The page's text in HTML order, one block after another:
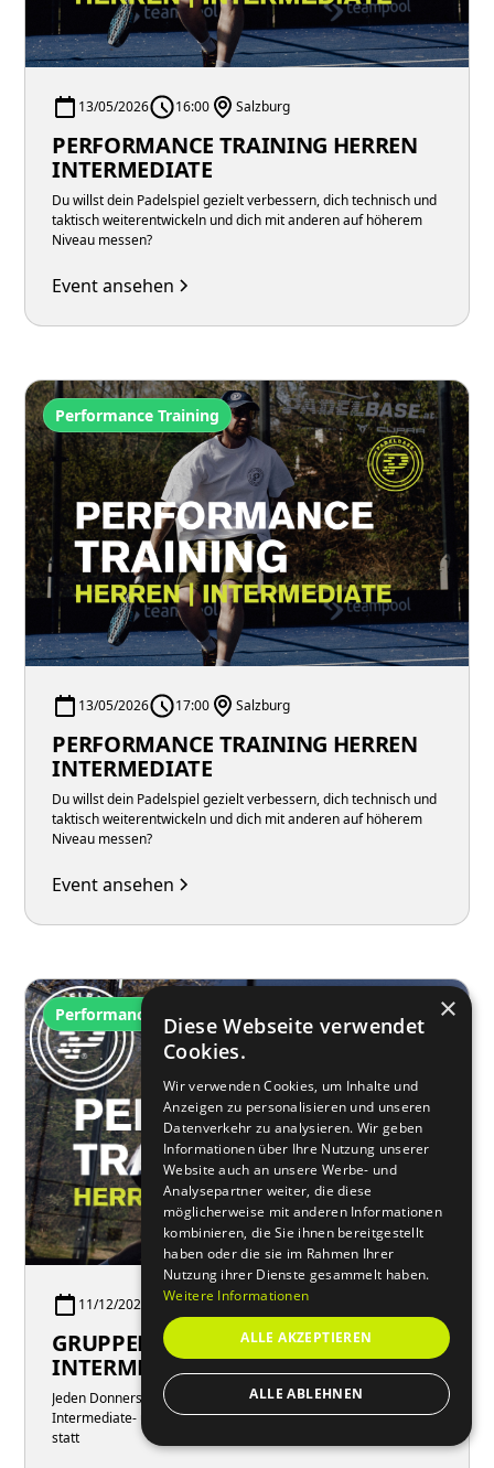
13/05/2026 16:00 Salzburg
PERFORMANCE TRAINING HERREN
INTERMEDIATE
Du willst dein Padelspiel gezielt verbessern, dich technisch und
taktisch weiterentwickeln und dich mit anderen auf höherem
Niveau messen?
Event ansehen
Performance Training
13/05/2026 17:00 Salzburg
PERFORMANCE TRAINING HERREN
INTERMEDIATE
Du willst dein Padelspiel gezielt verbessern, dich technisch und
taktisch weiterentwickeln und dich mit anderen auf höherem
Niveau messen?
Event ansehen
Performance Training
11/12/2025 11:00 Linz Indoor | Padelbase Arena
GRUPPEN TRAINING
INTERMEDIATE/ADVANCED
Jeden Donnerstag findet in der Padelbase Linz-Halle die neue
Intermediate- und Advanced-Academy für Damen und Herren
statt
×
Diese Webseite verwendet
Cookies.
Wir verwenden Cookies, um Inhalte und
Anzeigen zu personalisieren und unseren
Datenverkehr zu analysieren. Wir geben
Informationen über Ihre Nutzung unserer
Website auch an unsere Werbe- und
Analysepartner weiter, die diese
möglicherweise mit anderen Informationen
kombinieren, die Sie ihnen bereitgestellt
haben oder die sie im Rahmen Ihrer
Nutzung ihrer Dienste gesammelt haben.
Weitere Informationen
ALLE AKZEPTIEREN
ALLE ABLEHNEN